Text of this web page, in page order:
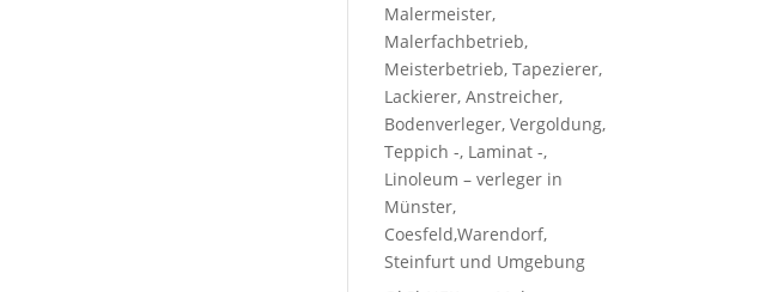
Malermeister,
Malerfachbetrieb,
Meisterbetrieb, Tapezierer,
Lackierer, Anstreicher,
Bodenverleger, Vergoldung,
Teppich -, Laminat -,
Linoleum – verleger in
Münster,
Coesfeld,Warendorf,
Steinfurt und Umgebung